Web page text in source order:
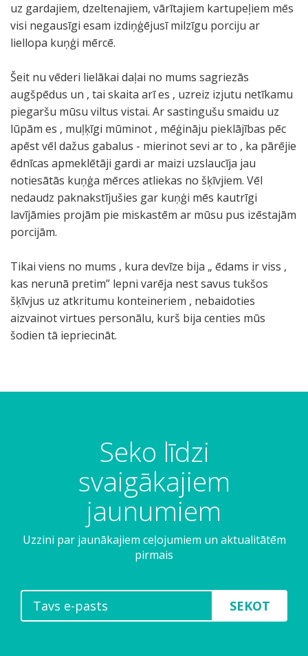
uz gardajiem, dzeltenajiem, vārītajiem kartupeļiem mēs
visi negausīgi esam izdiņģējusī milzīgu porciju ar
liellopa kuņģi mērcē.
Šeit nu vēderi lielākai daļai no mums sagriezās
augšpēdus un , tai skaita arī es , uzreiz izjutu netīkamu
piegaršu mūsu viltus vistai. Ar sastingušu smaidu uz
lūpām es , muļķīgi mūminot , mēģināju pieklājības pēc
apēst vēl dažus gabalus - mierinot sevi ar to , ka pārējie
ēdnīcas apmeklētāji gardi ar maizi uzslaucīja jau
notiesātās kuņģa mērces atliekas no šķīvjiem. Vēl
nedaudz paknakstījušies gar kuņģi mēs kautrīgi
lavījāmies projām pie miskastēm ar mūsu pus izēstajām
porcijām.
Tikai viens no mums , kura devīze bija „ ēdams ir viss ,
kas nerunā pretim” lepni varēja nest savus tukšos
šķīvjus uz atkritumu konteineriem , nebaidoties
aizvainot virtues personālu, kurš bija centies mūs
šodien tā iepriecināt.
Seko līdzi
svaigākajiem
jaunumiem
Uzzini par jaunākajiem ceļojumiem un aktualitātēm
pirmais
SEKOT